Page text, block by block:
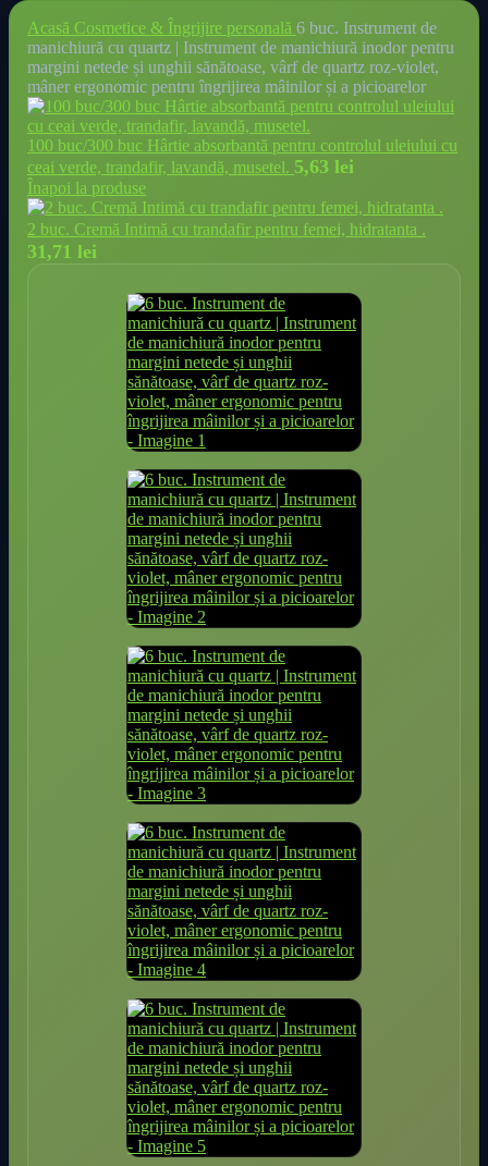
Acasă Cosmetice & Îngrijire personală 6 buc. Instrument de
manichiură cu quartz | Instrument de manichiură inodor pentru
margini netede și unghii sănătoase, vârf de quartz roz-violet,
mâner ergonomic pentru îngrijirea mâinilor și a picioarelor
100 buc/300 buc Hârtie absorbantă pentru controlul uleiului cu
ceai verde, trandafir, lavandă, musetel. 5,63 lei
Înapoi la produse
2 buc. Cremă Intimă cu trandafir pentru femei, hidratanta .
31,71 lei